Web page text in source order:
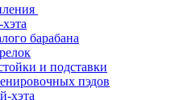
барабана
и подставки
пэдов
хэта